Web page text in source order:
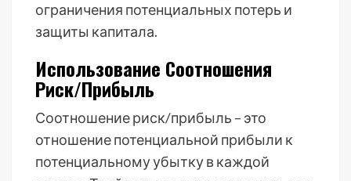
ограничения потенциальных потерь и
защиты капитала.
Использование Соотношения
Риск/Прибыль
Соотношение риск/прибыль – это
отношение потенциальной прибыли к
потенциальному убытку в каждой